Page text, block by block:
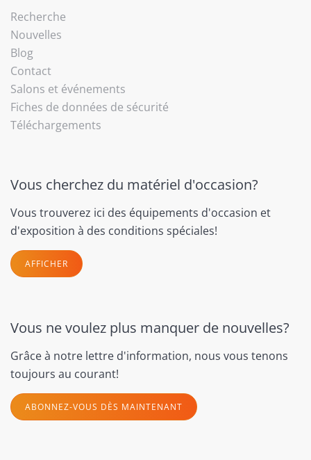
Recherche
Nouvelles
Blog
Contact
Salons et événements
Fiches de données de sécurité
Téléchargements
Vous cherchez du matériel d'occasion?
Vous trouverez ici des équipements d'occasion et
d'exposition à des conditions spéciales!
AFFICHER
Vous ne voulez plus manquer de nouvelles?
Grâce à notre lettre d'information, nous vous tenons
toujours au courant!
ABONNEZ-VOUS DÈS MAINTENANT